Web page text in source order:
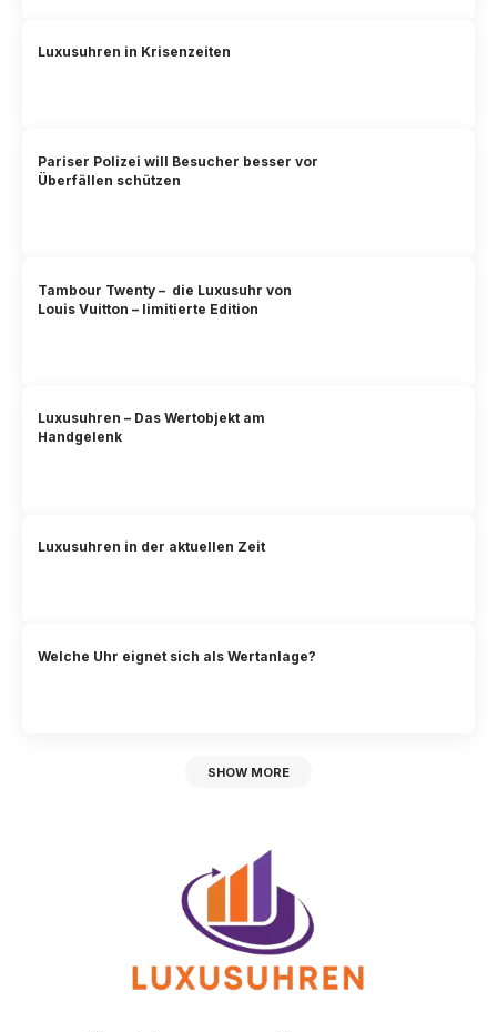
Luxusuhren in Krisenzeiten
Pariser Polizei will Besucher besser vor
Überfällen schützen
Tambour Twenty – die Luxusuhr von
Louis Vuitton – limitierte Edition
Luxusuhren – Das Wertobjekt am
Handgelenk
Luxusuhren in der aktuellen Zeit
Welche Uhr eignet sich als Wertanlage?
SHOW MORE